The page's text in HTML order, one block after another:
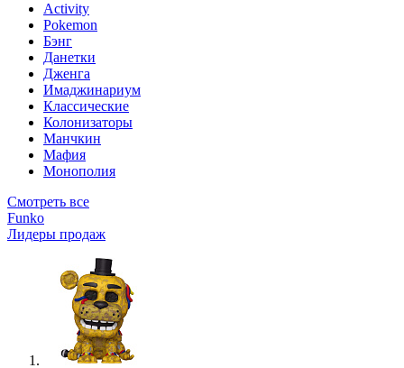
Activity
Pokemon
Бэнг
Данетки
Дженга
Имаджинариум
Классические
Колонизаторы
Манчкин
Мафия
Монополия
Смотреть все
Funko
Лидеры продаж